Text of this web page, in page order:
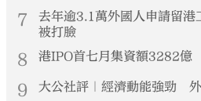
7
去年逾3.1萬外國人申請留
被打臉
8 港IPO首七月集資額3282
9 大公社評｜經濟動能強勁